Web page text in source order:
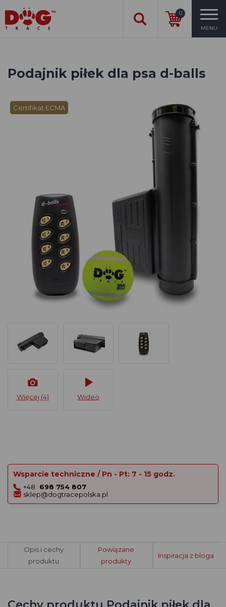
0
MENU
Podajnik piłek dla psa d-balls
Certifikat ECMA
Więcej (4) Wideo
Wsparcie techniczne / Pn - Pt: 7 - 15 godz.
+48
698 754 807
sklep@dogtracepolska.pl
Opis i cechy
produktu
Powiązane
produkty
Inspiracja z bloga